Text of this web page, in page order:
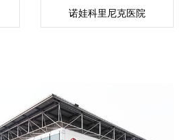
诺娃科里尼克医院